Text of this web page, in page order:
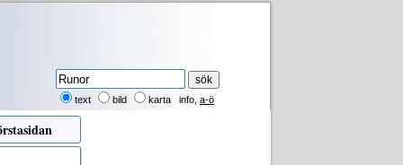
text bild karta info a-ö